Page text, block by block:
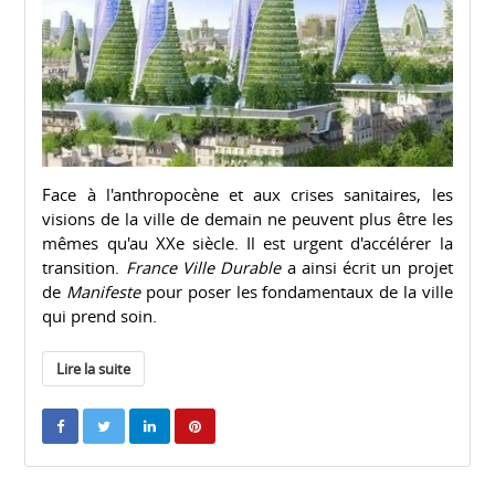
Face à l'anthropocène et aux crises sanitaires, les
visions de la ville de demain ne peuvent plus être les
mêmes qu'au XXe siècle. Il est urgent d'accélérer la
transition. France Ville Durablea ainsi écrit un projet
de Manifestepour poser les fondamentaux de la ville
qui prend soin.
Lire la suite